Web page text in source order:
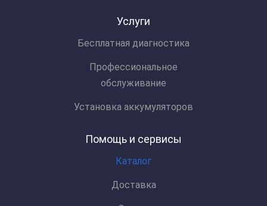
Услуги
Бесплатная диагностика
Профессиональное
обслуживание
Установка аккумуляторов
Помощь и сервисы
Каталог
Доставка